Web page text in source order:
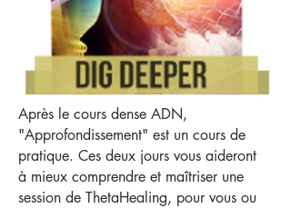
Après le cours dense ADN,
"Approfondissement" est un cours de
pratique. Ces deux jours vous aideront
à mieux comprendre et maîtriser une
session de ThetaHealing, pour vous ou